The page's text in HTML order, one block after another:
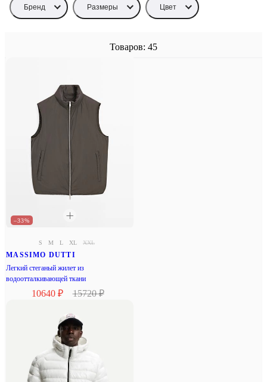
Бренд Размеры Цвет
Товаров: 45
–33%
S M L XL XXL
MASSIMO DUTTI
Легкий стеганый жилет из
водоотталкивающей ткани
10640 ₽ 15720 ₽